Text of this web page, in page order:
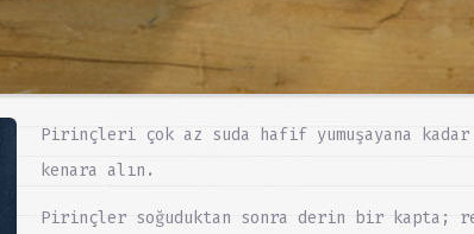
Pirinçleri çok az suda hafif yumuşayana kadar
kenara alın.
Pirinçler soğuduktan sonra derin bir kapta;